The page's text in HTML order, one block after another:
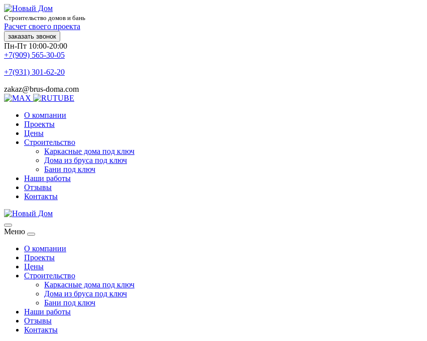
Строительство домов и бань
Расчет своего проекта
заказать звонок
Пн-Пт 10:00-20:00
+7(909) 565-30-05
+7(931) 301-62-20
zakaz@brus-doma.com
О компании
Проекты
Цены
Строительство
Каркасные дома под ключ
Дома из бруса под ключ
Бани под ключ
Наши работы
Отзывы
Контакты
Меню
О компании
Проекты
Цены
Строительство
Каркасные дома под ключ
Дома из бруса под ключ
Бани под ключ
Наши работы
Отзывы
Контакты